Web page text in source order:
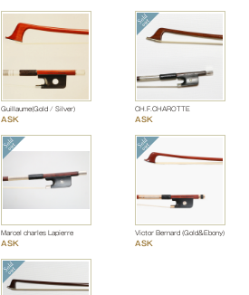
Guillaume(Gold / Silver)
ASK
CH.F.CHAROTTE
ASK
Marcel charles Lapierre
ASK
Victor Bernard (Gold&Ebony)
ASK